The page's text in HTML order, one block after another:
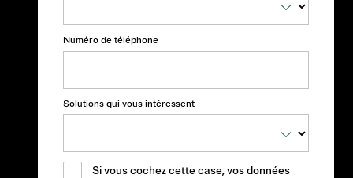
Numéro de téléphone
Solutions qui vous intéressent
Si vous cochez cette case, vos données